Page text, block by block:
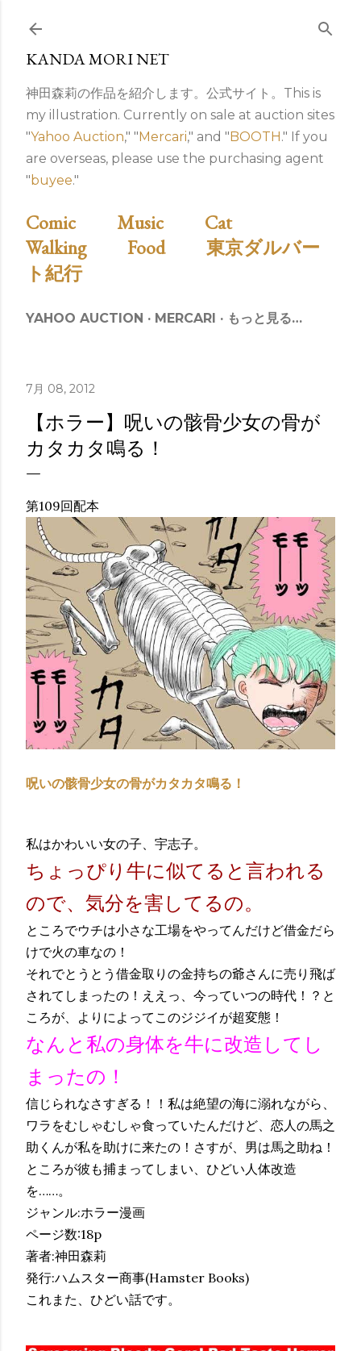
スキップしてメイン コンテンツに移動
KANDA MORI NET
神田森莉の作品を紹介します。公式サイト。This is
my illustration. Currently on sale at auction sites
"Yahoo Auction," "Mercari," and "BOOTH." If you
are overseas, please use the purchasing agent
"buyee."
Comic Music
Cat
Walking
Food
東京ダルバー
ト紀行
YAHOO AUCTION MERCARI もっと見る…
7月 08, 2012
【ホラー】呪いの骸骨少女の骨が
カタカタ鳴る！
第109回配本
呪いの骸骨少女の骨がカタカタ鳴る！
私はかわいい女の子、宇志子。
ちょっぴり牛に似てると言われる
ので、気分を害してるの。
ところでウチは小さな工場をやってんだけど借金だら
けで火の車なの！
それでとうとう借金取りの金持ちの爺さんに売り飛ば
されてしまったの！ええっ、今っていつの時代！？と
ころが、よりによってこのジジイが超変態！
なんと私の身体を牛に改造してし
まったの！
信じられなさすぎる！！私は絶望の海に溺れながら、
ワラをむしゃむしゃ食っていたんだけど、恋人の馬之
助くんが私を助けに来たの！さすが、男は馬之助ね！
ところが彼も捕まってしまい、ひどい人体改造
を……。
ジャンル:ホラー漫画
ページ数:18p
著者:神田森莉
発行:ハムスター商事(Hamster Books)
これまた、ひどい話です。